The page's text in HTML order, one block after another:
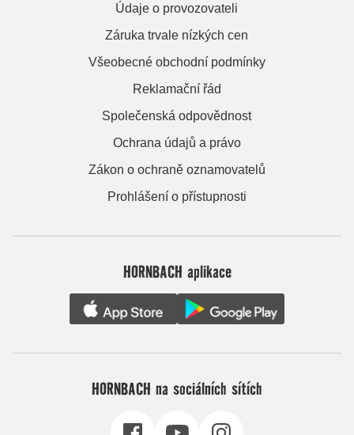
Údaje o provozovateli
Záruka trvale nízkých cen
Všeobecné obchodní podmínky
Reklamační řád
Společenská odpovědnost
Ochrana údajů a právo
Zákon o ochraně oznamovatelů
Prohlášení o přístupnosti
HORNBACH aplikace
HORNBACH na sociálních sítích